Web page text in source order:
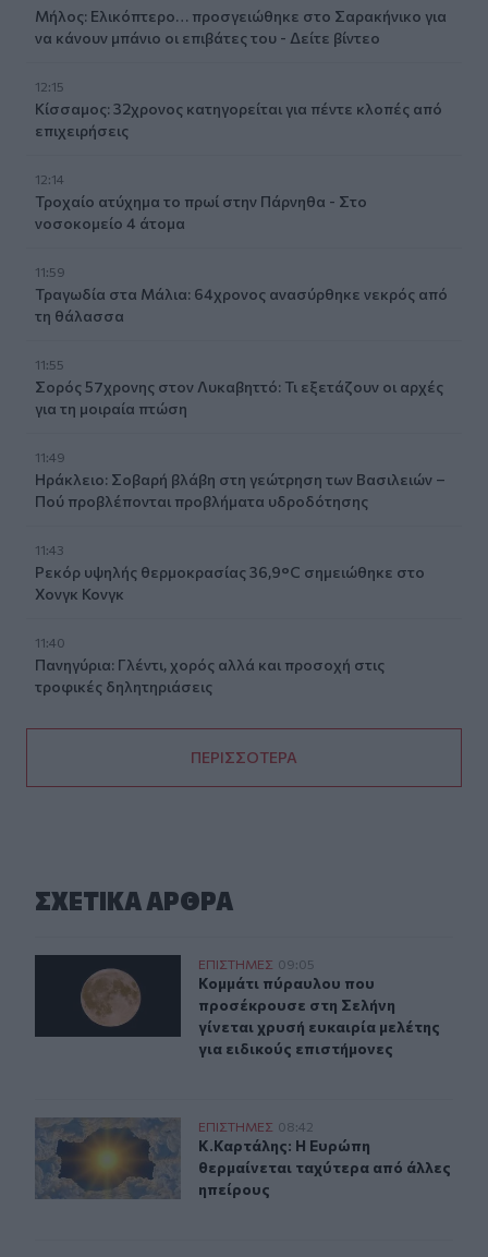
Μήλος: Ελικόπτερο… προσγειώθηκε στο Σαρακήνικο για
να κάνουν μπάνιο οι επιβάτες του - Δείτε βίντεο
12:15
Κίσσαμος: 32χρονος κατηγορείται για πέντε κλοπές από
επιχειρήσεις
12:14
Τροχαίο ατύχημα το πρωί στην Πάρνηθα - Στο
νοσοκομείο 4 άτομα
11:59
Τραγωδία στα Μάλια: 64χρονος ανασύρθηκε νεκρός από
τη θάλασσα
11:55
Σορός 57χρονης στον Λυκαβηττό: Τι εξετάζουν οι αρχές
για τη μοιραία πτώση
11:49
Ηράκλειο: Σοβαρή βλάβη στη γεώτρηση των Βασιλειών –
Πού προβλέπονται προβλήματα υδροδότησης
11:43
Ρεκόρ υψηλής θερμοκρασίας 36,9°C σημειώθηκε στο
Χονγκ Κονγκ
11:40
Πανηγύρια: Γλέντι, χορός αλλά και προσοχή στις
τροφικές δηλητηριάσεις
ΠΕΡΙΣΣΟΤΕΡΑ
ΣΧΕΤΙΚA AΡΘΡΑ
Κομμάτι πύραυλου που προσέκρουσε στη Σελήνη
ΕΠΙΣΤΗΜΕΣ 09:05
Κομμάτι πύραυλου που
Κομμάτι πύραυλου που
προσέκρουσε στη Σελήνη
γίνεται χρυσή ευκαιρία μελέτης
για ειδικούς επιστήμονες
Κ.Καρτάλης: Η Ευρώπη θερμαίνεται ταχύτερα από
ΕΠΙΣΤΗΜΕΣ 08:42
Κ.Καρτάλης: Η Ευρώπη
Κ.Καρτάλης: Η Ευρώπη
θερμαίνεται ταχύτερα από άλλες
ηπείρους